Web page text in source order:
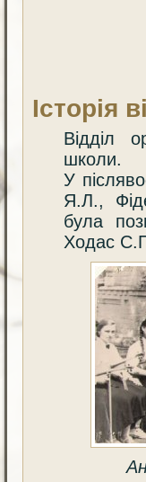
Історія
Відділ
школи.
У
Я.Л.,
була
Ходас